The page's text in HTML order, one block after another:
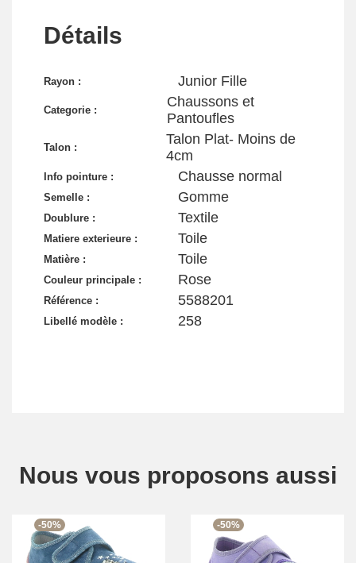
Détails
Rayon : Junior Fille
Categorie :
Chaussons et
Pantoufles
Talon :
Talon Plat- Moins de
4cm
Info pointure : Chausse normal
Semelle : Gomme
Doublure : Textile
Matiere exterieure : Toile
Matière : Toile
Couleur principale : Rose
Référence : 5588201
Libellé modèle : 258
Nous vous proposons aussi
-50% -50%